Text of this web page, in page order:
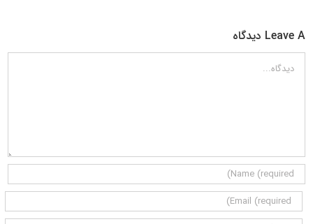
Leave A دیدگاه
دیدگاه